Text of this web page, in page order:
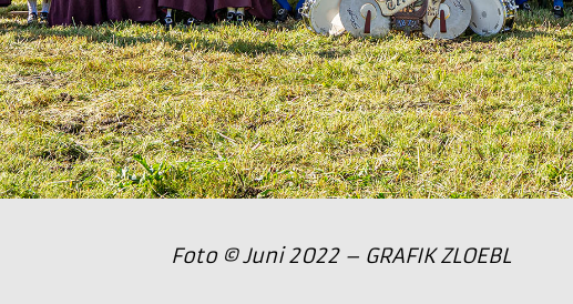
Foto © Juni 2022 – GRAFIK ZLOEBL